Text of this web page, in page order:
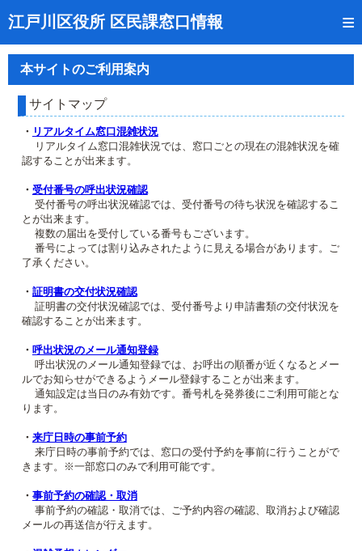
江戸川区役所 区民課窓口情報
トップページ
受付番号の呼出状況確認
証明書の交付状況確認
呼出状況のメール通知登録
来庁日時の事前予約
事前予約の確認・取消
混雑予想カレンダー
本サイトのご利用案内
本サイトのご利用案内
サイトマップ
・ リアルタイム窓口混雑状況
リアルタイム窓口混雑状況では、窓口ごとの現在の混雑状況を確
認することが出来ます。
・ 受付番号の呼出状況確認
受付番号の呼出状況確認では、受付番号の待ち状況を確認するこ
とが出来ます。
複数の届出を受付している番号もございます。
番号によっては割り込みされたように見える場合があります。ご
了承ください。
・ 証明書の交付状況確認
証明書の交付状況確認では、受付番号より申請書類の交付状況を
確認することが出来ます。
・ 呼出状況のメール通知登録
呼出状況のメール通知登録では、お呼出の順番が近くなるとメー
ルでお知らせができるようメール登録することが出来ます。
通知設定は当日のみ有効です。番号札を発券後にご利用可能とな
ります。
・ 来庁日時の事前予約
来庁日時の事前予約では、窓口の受付予約を事前に行うことがで
きます。※一部窓口のみで利用可能です。
・ 事前予約の確認・取消
事前予約の確認・取消では、ご予約内容の確認、取消および確認
メールの再送信が行えます。